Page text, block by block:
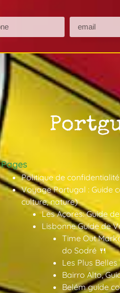
Pages
Politique de confidentialité
Voyage Portugal : Guide
culture, nature)
Les Açores: Guide
Lisbonne Guide de
Time Out
do Sodré 🍴
Les Plus
Bairro Alto,
Belém guide